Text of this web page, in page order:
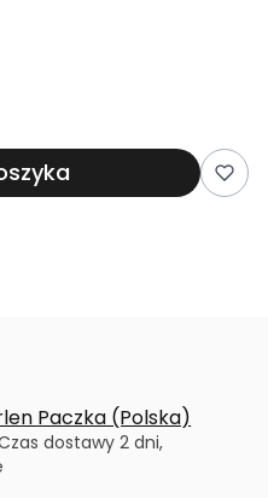
Paczka (Polska)
dostawy 2 dni,